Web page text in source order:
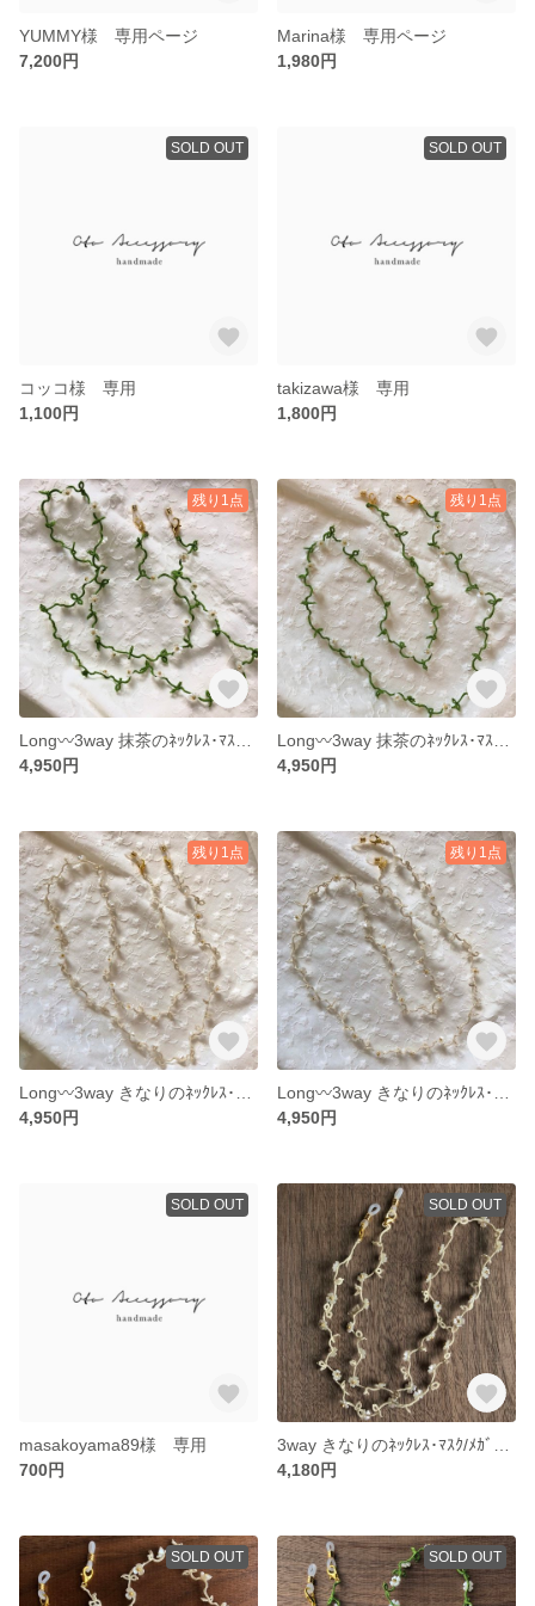
YUMMY様 専用ページ
7,200円
Marina様 専用ページ
1,980円
SOLD OUT
コッコ様 専用
1,100円
SOLD OUT
takizawa様 専用
1,800円
残り1点
4,950円
残り1点
4,950円
残り1点
4,950円
残り1点
4,950円
SOLD OUT
masakoyama89様 専用
700円
SOLD OUT
4,180円
SOLD OUT SOLD OUT